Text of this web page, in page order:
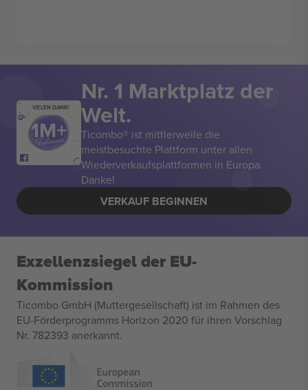
VIELEN DANK!
Nr. 1 Marktplatz der
Welt.
Ticombo® ist mittlerweile die
meistbesuchte Plattform unter allen
Wiederverkaufsplattformen in Europa.
Danke!
VERKAUF BEGINNEN
Exzellenzsiegel der EU-
Kommission
Ticombo GmbH (Muttergesellschaft) ist im Rahmen des
EU-Förderprogramms Horizon 2020 für ihren Vorschlag
Nr. 782393 anerkannt.